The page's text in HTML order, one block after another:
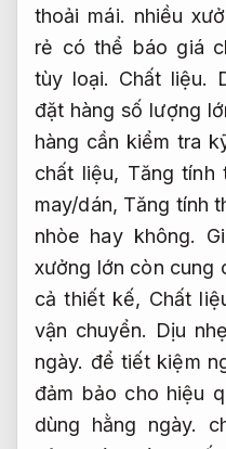
thoải mái. nhiều
rẻ có thể báo giá
tùy loại. Chất liệu.
đặt hàng số lượng
hàng cần kiểm tra
chất liệu, Tăng tính
may/dán, Tăng tính
nhòe hay không.
xưởng lớn còn cung
cả thiết kế, Chất
vận chuyển. Dịu
ngày. để tiết kiệm
đảm bảo cho hiệu
dùng hằng ngày.